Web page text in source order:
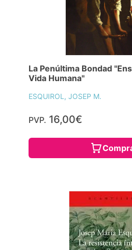
La Penúltima Bondad
Vida Humana"
ESQUIROL, JOSEP M.
PVP. 16,00€